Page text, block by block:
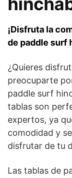
¡Disfruta la
de paddle surf
¿Quieres
preocuparte
paddle surf
tablas son
expertos, ya
comodidad y
disfrutar de tu
Las tablas de